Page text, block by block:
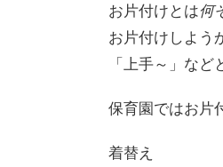
お片付けとは何
お片付けしよう
「上手～」な
保育園ではお片
着替え